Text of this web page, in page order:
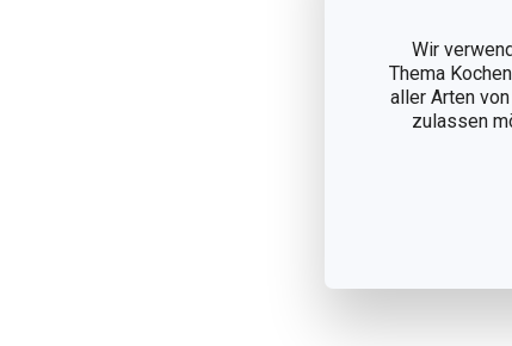
Wir
Thema
aller Arten
zulassen